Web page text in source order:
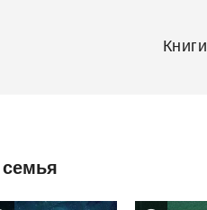
Книги
семья